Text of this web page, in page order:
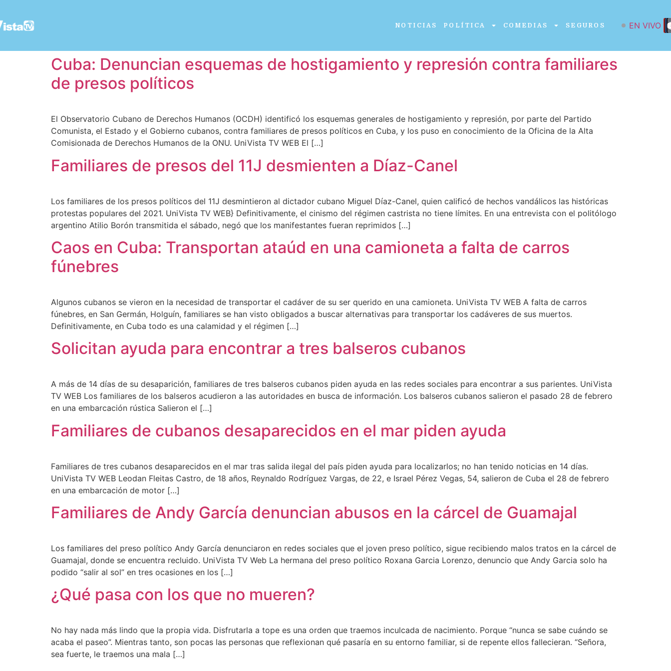
NOTICIAS POLÍTICA COMEDIAS SEGUROS EN VIVO
Cuba: Denuncian esquemas de hostigamiento y represión contra familiares
de presos políticos
El Observatorio Cubano de Derechos Humanos (OCDH) identificó los esquemas generales de hostigamiento y represión, por parte del Partido
Comunista, el Estado y el Gobierno cubanos, contra familiares de presos políticos en Cuba, y los puso en conocimiento de la Oficina de la Alta
Comisionada de Derechos Humanos de la ONU. UniVista TV WEB El […]
Familiares de presos del 11J desmienten a Díaz-Canel
Los familiares de los presos políticos del 11J desmintieron al dictador cubano Miguel Díaz-Canel, quien calificó de hechos vandálicos las históricas
protestas populares del 2021. UniVista TV WEB} Definitivamente, el cinismo del régimen castrista no tiene límites. En una entrevista con el politólogo
argentino Atilio Borón transmitida el sábado, negó que los manifestantes fueran reprimidos […]
Caos en Cuba: Transportan ataúd en una camioneta a falta de carros
fúnebres
Algunos cubanos se vieron en la necesidad de transportar el cadáver de su ser querido en una camioneta. UniVista TV WEB A falta de carros
fúnebres, en San Germán, Holguín, familiares se han visto obligados a buscar alternativas para transportar los cadáveres de sus muertos.
Definitivamente, en Cuba todo es una calamidad y el régimen […]
Solicitan ayuda para encontrar a tres balseros cubanos
A más de 14 días de su desaparición, familiares de tres balseros cubanos piden ayuda en las redes sociales para encontrar a sus parientes. UniVista
TV WEB Los familiares de los balseros acudieron a las autoridades en busca de información. Los balseros cubanos salieron el pasado 28 de febrero
en una embarcación rústica Salieron el […]
Familiares de cubanos desaparecidos en el mar piden ayuda
Familiares de tres cubanos desaparecidos en el mar tras salida ilegal del país piden ayuda para localizarlos; no han tenido noticias en 14 días.
UniVista TV WEB Leodan Fleitas Castro, de 18 años, Reynaldo Rodríguez Vargas, de 22, e Israel Pérez Vegas, 54, salieron de Cuba el 28 de febrero
en una embarcación de motor […]
Familiares de Andy García denuncian abusos en la cárcel de Guamajal
Los familiares del preso político Andy García denunciaron en redes sociales que el joven preso político, sigue recibiendo malos tratos en la cárcel de
Guamajal, donde se encuentra recluido. UniVista TV Web La hermana del preso político Roxana Garcia Lorenzo, denuncio que Andy Garcia solo ha
podido “salir al sol” en tres ocasiones en los […]
¿Qué pasa con los que no mueren?
No hay nada más lindo que la propia vida. Disfrutarla a tope es una orden que traemos inculcada de nacimiento. Porque “nunca se sabe cuándo se
acaba el paseo”. Mientras tanto, son pocas las personas que reflexionan qué pasaría en su entorno familiar, si de repente ellos fallecieran. “Señora,
sea fuerte, le traemos una mala […]